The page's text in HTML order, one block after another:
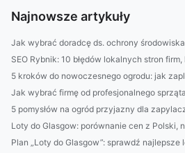
Najnowsze artykuły
Jak wybrać doradcę ds. ochrony
SEO Rybnik: 10 błędów lokalnych stron
5 kroków do nowoczesnego ogrodu: jak
Jak wybrać firmę od profesjonalnego
5 pomysłów na ogród przyjazny dla
Loty do Glasgow: porównanie cen z Polski,
Plan „Loty do Glasgow”: sprawdź najlepsze